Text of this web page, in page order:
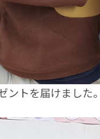
トを届けました。